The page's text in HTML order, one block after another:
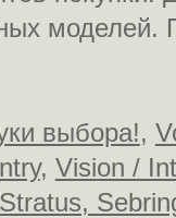
выбора!,
, Vision /